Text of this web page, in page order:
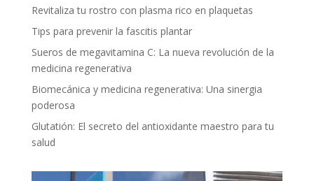
Revitaliza tu rostro con plasma rico en plaquetas
Tips para prevenir la fascitis plantar
Sueros de megavitamina C: La nueva revolución de la
medicina regenerativa
Biomecánica y medicina regenerativa: Una sinergia
poderosa
Glutatión: El secreto del antioxidante maestro para tu
salud